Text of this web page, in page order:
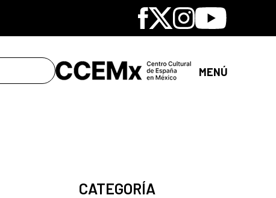
Facebook
X Instagram
Youtube
MENÚ
CATEGORÍA